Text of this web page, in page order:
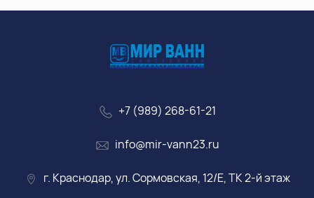
+7 (989) 268-61-21
info@mir-vann23.ru
г. Краснодар, ул. Сормовская, 12/Е, ТК 2-й этаж